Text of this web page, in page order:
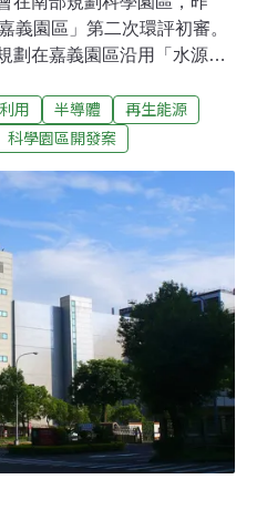
義園區」第二次環評初審。
劃在嘉義園區沿用「水源交
還需補充「水源交換」模式
聚落也應評估將用水回收率
南科嘉義園區位於嘉義縣太
故宮南院，現況為台糖旱
處長許增如簡報表示，嘉義
小型規模，水電用量較少，
具及智慧農業等產業，體現
據環說書，嘉義園區需水量
將輔導廠商使用再生水或
到總需水量的75%，大約
首度在
用 半導體
再生能源
科學園區開發案